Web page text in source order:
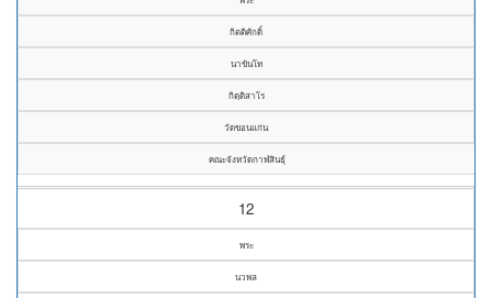
กิตติศักดิ์
นาขันโท
กิตฺติสาโร
วัดขอนแก่น
คณะจังหวัดกาฬสินธุ์
12
พระ
นวพล